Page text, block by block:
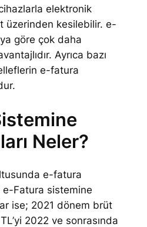
0
elektronik
üzerinden kesilebilir. e-
göre çok daha
Ayrıca bazı
e-fatura
Neler?
e-fatura
Fatura sistemine
ise; 2021 dönem brüt
2022 ve sonrasında